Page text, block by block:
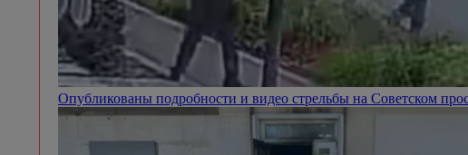
Опубликованы подробности и видео стрельбы на Советском